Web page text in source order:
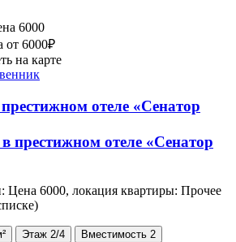
6000
от 6000₽
на карте
отеле «Сенатор
Цена 6000, локация квартиры: Прочее
Этаж 2/4 Вместимость 2